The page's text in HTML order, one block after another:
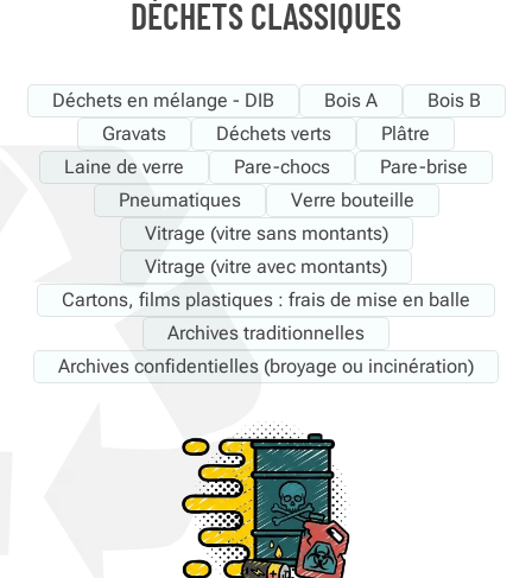
DÉCHETS CLASSIQUES
Déchets en mélange - DIB Bois A
Bois B
Gravats
Déchets verts
Plâtre
Laine de verre
Pare-chocs
Pare-brise
Pneumatiques
Verre bouteille
Vitrage (vitre sans montants)
Vitrage (vitre avec montants)
Cartons, films plastiques : frais de mise en balle
Archives traditionnelles
Archives confidentielles (broyage ou incinération)